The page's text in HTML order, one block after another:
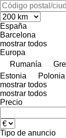
España
Barcelona
mostrar todos
Europa
Rumanía
Estonia
Polonia
mostrar todos
mostrar todos
Precio
Tipo de anuncio